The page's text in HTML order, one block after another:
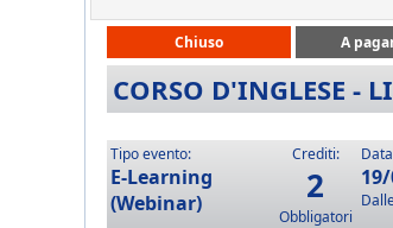
Chiuso A
CORSO D'INGLESE -
Tipo evento:
E-Learning
(Webinar)
Crediti:
2
Obbligatori